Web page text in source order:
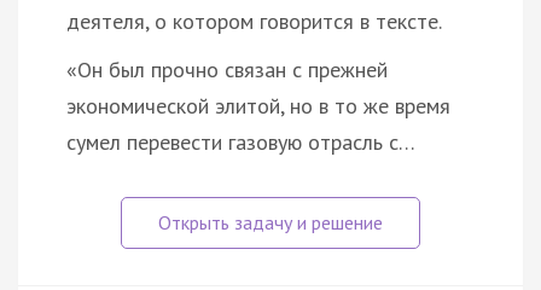
деятеля, о котором говорится в тексте.
«Он был прочно связан с прежней
экономической элитой, но в то же время
сумел перевести газовую отрасль с…